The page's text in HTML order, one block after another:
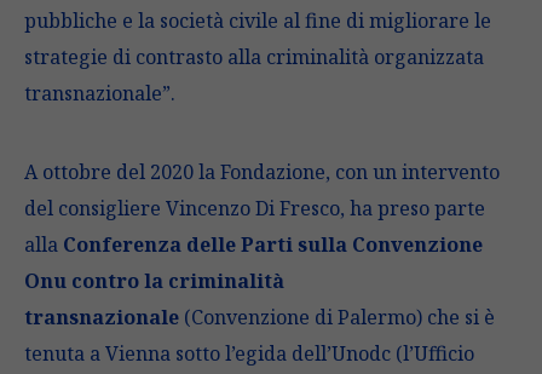
pubbliche e la società civile al fine di migliorare le
strategie di contrasto alla criminalità organizzata
transnazionale”.
A ottobre del 2020 la Fondazione, con un intervento
del consigliere Vincenzo Di Fresco, ha preso parte
alla Conferenza delle Parti sulla Convenzione
Onu contro la criminalità
transnazionale (Convenzione di Palermo) che si è
tenuta a Vienna sotto l’egida dell’Unodc (l’Ufficio